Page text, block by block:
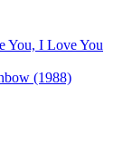
You, I Love You
(1988)